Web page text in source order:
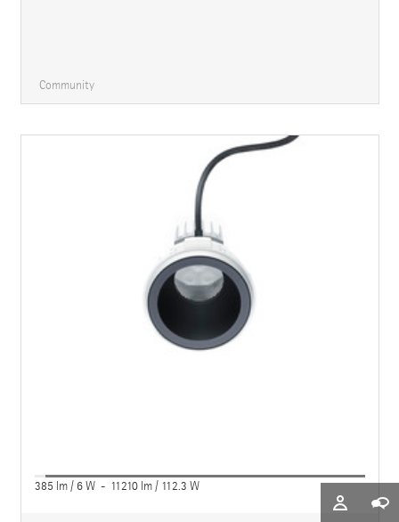
Community
385 lm / 6 W - 11210 lm / 112.3 W